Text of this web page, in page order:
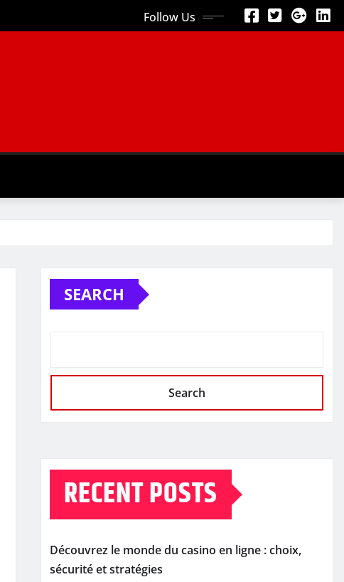
Follow Us
SEARCH
Search
RECENT POSTS
Découvrez le monde du casino en ligne : choix,
sécurité et stratégies